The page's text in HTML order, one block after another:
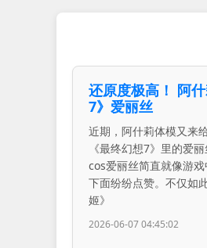
还原度极高！ 阿
7》爱丽丝
近期，阿什莉体模又来
《最终幻想7》里的爱
cos爱丽丝简直就像游
下面纷纷点赞。不仅如
姬》
2026-06-07 04:45:02